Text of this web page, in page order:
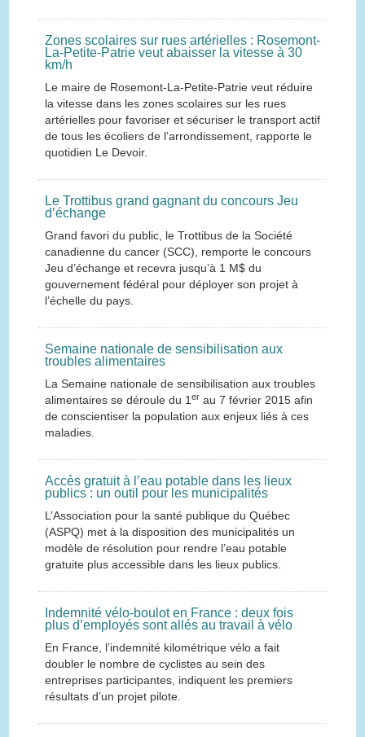
Zones scolaires sur rues artérielles : Rosemont-
La-Petite-Patrie veut abaisser la vitesse à 30
km/h
Le maire de Rosemont-La-Petite-Patrie veut réduire
la vitesse dans les zones scolaires sur les rues
artérielles pour favoriser et sécuriser le transport actif
de tous les écoliers de l’arrondissement, rapporte le
quotidien Le Devoir.
Le Trottibus grand gagnant du concours Jeu
d’échange
Grand favori du public, le Trottibus de la Société
canadienne du cancer (SCC), remporte le concours
Jeu d’échange et recevra jusqu’à 1 M$ du
gouvernement fédéral pour déployer son projet à
l’échelle du pays.
Semaine nationale de sensibilisation aux
troubles alimentaires
La Semaine nationale de sensibilisation aux troubles
alimentaires se déroule du 1 erau 7 février 2015 afin
de conscientiser la population aux enjeux liés à ces
maladies.
Accès gratuit à l’eau potable dans les lieux
publics : un outil pour les municipalités
L’Association pour la santé publique du Québec
(ASPQ) met à la disposition des municipalités un
modèle de résolution pour rendre l’eau potable
gratuite plus accessible dans les lieux publics.
Indemnité vélo-boulot en France : deux fois
plus d’employés sont allés au travail à vélo
En France, l’indemnité kilométrique vélo a fait
doubler le nombre de cyclistes au sein des
entreprises participantes, indiquent les premiers
résultats d’un projet pilote.